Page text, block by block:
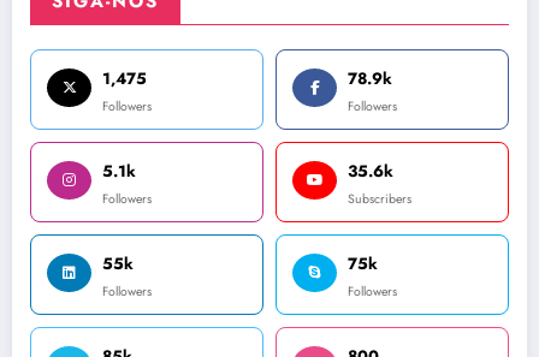
1,475
Followers
78.9k
Followers
5.1k
Followers
35.6k
Subscribers
55k
Followers
75k
Followers